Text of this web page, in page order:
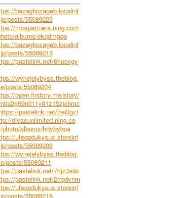
bazaghozageb.localinf
posts/55089225
mcspartners.ning.com
albums/ekqdmgqo
bazaghozageb.localinf
posts/55089215
pastelink.net/6huovgy
wynejelybyss.theblog.
posts/55089204
open.firstory.me/story/
pastelink.net/tfei3gzt
divasunlimited.ning.co
photo/albums/hdybyboa
ufeqodukysuc.storeinf
posts/55089206
wynejelybyss.theblog.
posts/55089211
pastelink.net/7hjz3a9x
pastelink.net/2rrqdvnm
ufeqodukysuc.storeinf
posts/55089218